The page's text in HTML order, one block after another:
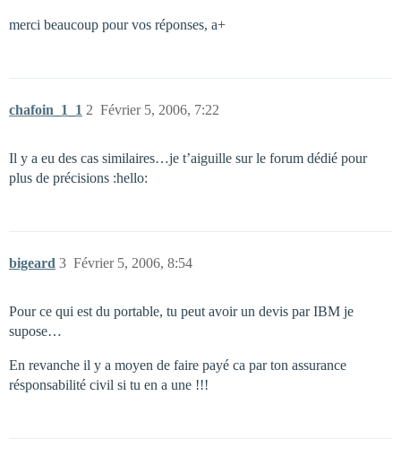
merci beaucoup pour vos réponses, a+
chafoin_1_1 Février 5, 2006, 7:22
2
Il y a eu des cas similaires…je t’aiguille sur le forum dédié pour
plus de précisions :hello:
bigeard Février 5, 2006, 8:54
3
Pour ce qui est du portable, tu peut avoir un devis par IBM je
supose…
En revanche il y a moyen de faire payé ca par ton assurance
résponsabilité civil si tu en a une !!!